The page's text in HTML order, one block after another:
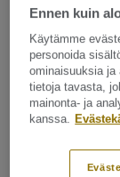
hylkivä ja
ylläpidon kuin
16 dB
Matala
Osa kattavaa
Voidaan
Täysin
Ennen kuin
Käytämme
personoida
ominaisuuksia ja
tietoja tavasta,
mainonta- ja
kanssa.